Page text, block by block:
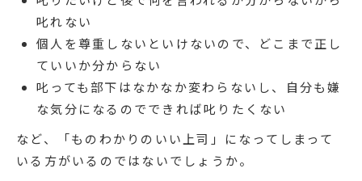
叱れない
個人を尊重しないといけないので、どこまで正し
ていいか分からない
叱っても部下はなかなか変わらないし、自分も嫌
な気分になるのでできれば叱りたくない
など、「ものわかりのいい上司」になってしまって
いる方がいるのではないでしょうか。